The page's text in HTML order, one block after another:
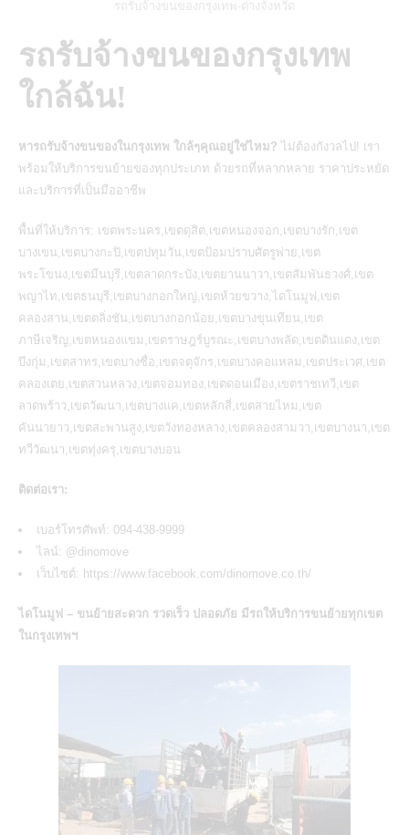
รถรับจ้างขนของกรุงเทพ-ต่างจังหวัด
รถรับจ้างขนของกรุงเทพ
ใกล้ฉัน!
หารถรับจ้างขนของในกรุงเทพ ใกล้ๆคุณอยู่ใช่ไหม? ไม่ต้องกังวลไป! เรา
พร้อมให้บริการขนย้ายของทุกประเภท ด้วยรถที่หลากหลาย ราคาประหยัด
และบริการที่เป็นมืออาชีพ
พื้นที่ให้บริการ: เขตพระนคร,เขตดุสิต,เขตหนองจอก,เขตบางรัก,เขต
บางเขน,เขตบางกะปิ,เขตปทุมวัน,เขตป้อมปราบศัตรูพ่าย,เขต
พระโขนง,เขตมีนบุรี,เขตลาดกระบัง,เขตยานนาวา,เขตสัมพันธวงศ์,เขต
พญาไท,เขตธนบุรี,เขตบางกอกใหญ่,เขตห้วยขวาง,ไดโนมูฟ,เขต
คลองสาน,เขตตลิ่งชัน,เขตบางกอกน้อย,เขตบางขุนเทียน,เขต
ภาษีเจริญ,เขตหนองแขม,เขตราษฎร์บูรณะ,เขตบางพลัด,เขตดินแดง,เขต
บึงกุ่ม,เขตสาทร,เขตบางซื่อ,เขตจตุจักร,เขตบางคอแหลม,เขตประเวศ,เขต
คลองเตย,เขตสวนหลวง,เขตจอมทอง,เขตดอนเมือง,เขตราชเทวี,เขต
ลาดพร้าว,เขตวัฒนา,เขตบางแค,เขตหลักสี่,เขตสายไหม,เขต
คันนายาว,เขตสะพานสูง,เขตวังทองหลาง,เขตคลองสามวา,เขตบางนา,เขต
ทวีวัฒนา,เขตทุ่งครุ,เขตบางบอน
ติดต่อเรา:
เบอร์โทรศัพท์: 094-438-9999
ไลน์: @dinomove
เว็บไซต์: https://www.facebook.com/dinomove.co.th/
ไดโนมูฟ – ขนย้ายสะดวก รวดเร็ว ปลอดภัย มีรถให้บริการขนย้ายทุกเขต
ในกรุงเทพฯ